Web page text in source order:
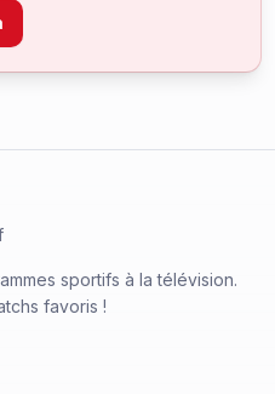
sportifs à la télévision.
favoris !